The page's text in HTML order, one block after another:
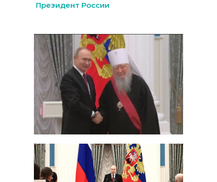
Президент России